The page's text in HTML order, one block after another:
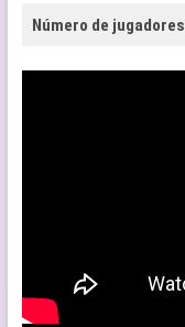
Número de jugadores